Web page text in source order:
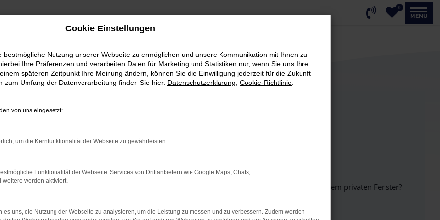
0
MENÜ
bestimmter Seiten verhindern. Funktioniert die Seite in einem anderen Browser oder in einem privaten Fenster?
beheben.
Cookie Einstellungen
bestmögliche Nutzung unserer Webseite zu ermöglichen und unsere Kommunikation mit Ihnen zu
Ihre Präferenzen und verarbeiten Daten für Marketing und Statistiken nur, wenn Sie uns Ihre
späteren Zeitpunkt Ihre Meinung ändern, können Sie die Einwilligung jederzeit für die Zukunft
zum Umfang der Datenverarbeitung finden Sie hier: Datenschutzerklärung Cookie-Richtlinie
von uns eingesetzt:
um die Kernfunktionalität der Webseite zu gewährleisten.
Funktionalität der Webseite. Services von Drittanbietern wie Google Maps, Chats,
weitere werden aktiviert.
es uns, die Nutzung der Webseite zu analysieren, um die Leistung zu messen und zu verbessern. Zudem werden